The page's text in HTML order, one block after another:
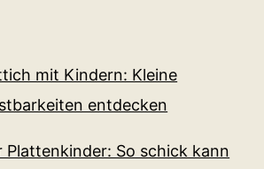
mit Kindern: Kleine
entdecken
Plattenkinder: So schick kann